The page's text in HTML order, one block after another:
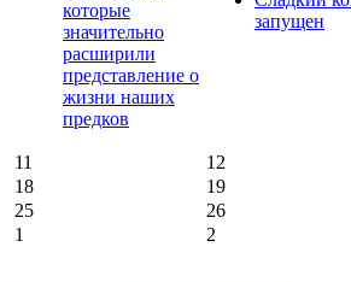
которые
значительно
расширили
представление о
жизни наших
предков
запущен
11
12
18
19
25
26
1 2